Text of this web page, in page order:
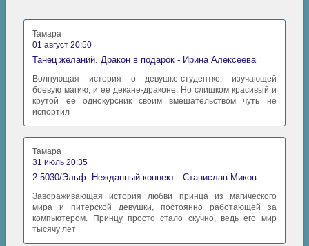
Тамара
01 август 20:50
Танец желаний. Дракон в подарок - Ирина Алексеева
Волнующая история о девушке-студентке, изучающей
боевую магию, и ее декане-драконе. Но слишком красивый и
крутой ее однокурсник своим вмешательством чуть не
испортил
Тамара
31 июль 20:35
2:5030/Эльф. Нежданный коннект - Станислав Миков
Завораживающая история любви принца из магического
мира и питерской девушки, постоянно работающей за
компьютером. Принцу просто стало скучно, ведь его мир
тысячу лет